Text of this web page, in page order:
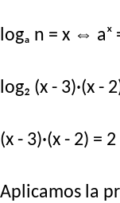
logₐ n = x ⇔ aˣ
log₂ (x - 3)·(x -
(x - 3)·(x - 2) = 2
Aplicamos la